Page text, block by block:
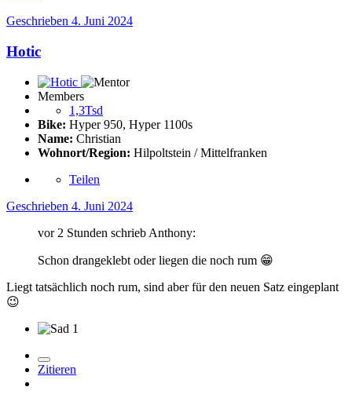
Geschrieben 4. Juni 2024
Hotic
Members
1,3Tsd
Bike: Hyper 950, Hyper 1100s
Name: Christian
Wohnort/Region: Hilpoltstein / Mittelfranken
Teilen
Geschrieben 4. Juni 2024
vor 2 Stunden schrieb Anthony:
Schon drangeklebt oder liegen die noch rum 😁
Liegt tatsächlich noch rum, sind aber für den neuen Satz eingeplant
😉
1
Zitieren